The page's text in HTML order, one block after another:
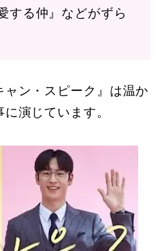
する仲』などがずら
ン・スピーク』は温か
演じています。